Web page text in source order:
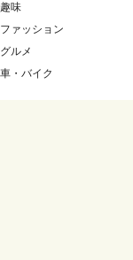
趣味
ファッション
グルメ
車・バイク